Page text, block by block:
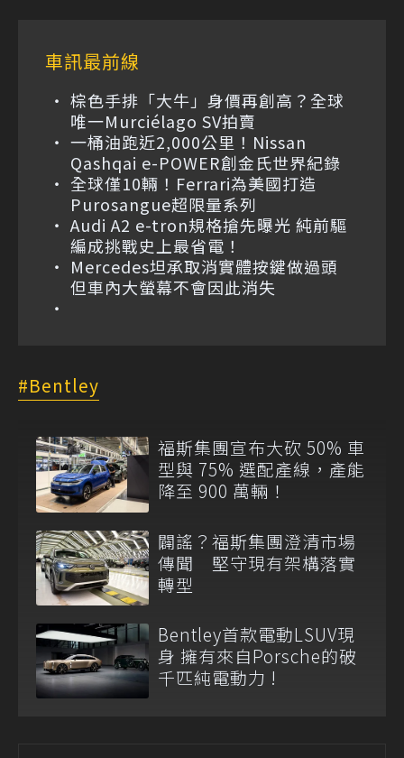
車訊最前線
棕色手排「大牛」身價再創高？全球
唯一Murciélago SV拍賣
一桶油跑近2,000公里！Nissan
Qashqai e-POWER創金氏世界紀錄
全球僅10輛！Ferrari為美國打造
Purosangue超限量系列
Audi A2 e-tron規格搶先曝光 純前驅
編成挑戰史上最省電！
Mercedes坦承取消實體按鍵做過頭
但車內大螢幕不會因此消失
Bentley
福斯集團宣布大砍 50% 車
型與 75% 選配產線，產能
降至 900 萬輛！
闢謠？福斯集團澄清市場
傳聞 堅守現有架構落實
轉型
Bentley首款電動LSUV現
身 擁有來自Porsche的破
千匹純電動力 !